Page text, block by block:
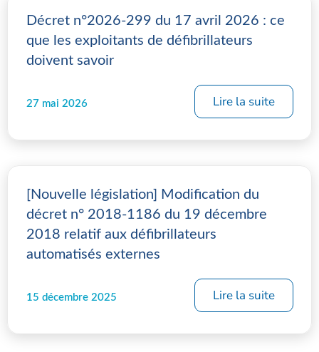
Décret n°2026-299 du 17 avril 2026 : ce
que les exploitants de défibrillateurs
doivent savoir
27 mai 2026 Lire la suite
[Nouvelle législation] Modification du
décret n° 2018-1186 du 19 décembre
2018 relatif aux défibrillateurs
automatisés externes
15 décembre 2025 Lire la suite